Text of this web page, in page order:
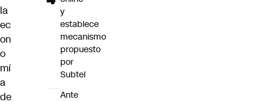
la
ec
on
o
mí
a
de
y
establece
mecanismo
propuesto
por
Subtel
Ante